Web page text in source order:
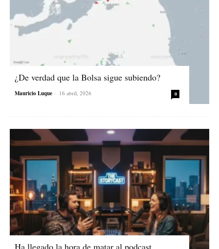
¿De verdad que la Bolsa sigue subiendo?
Mauricio Luque - 16 abril, 2026 0